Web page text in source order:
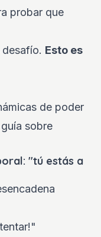
probar que
desafío. Esto es
de poder
sobre
"tú estás a